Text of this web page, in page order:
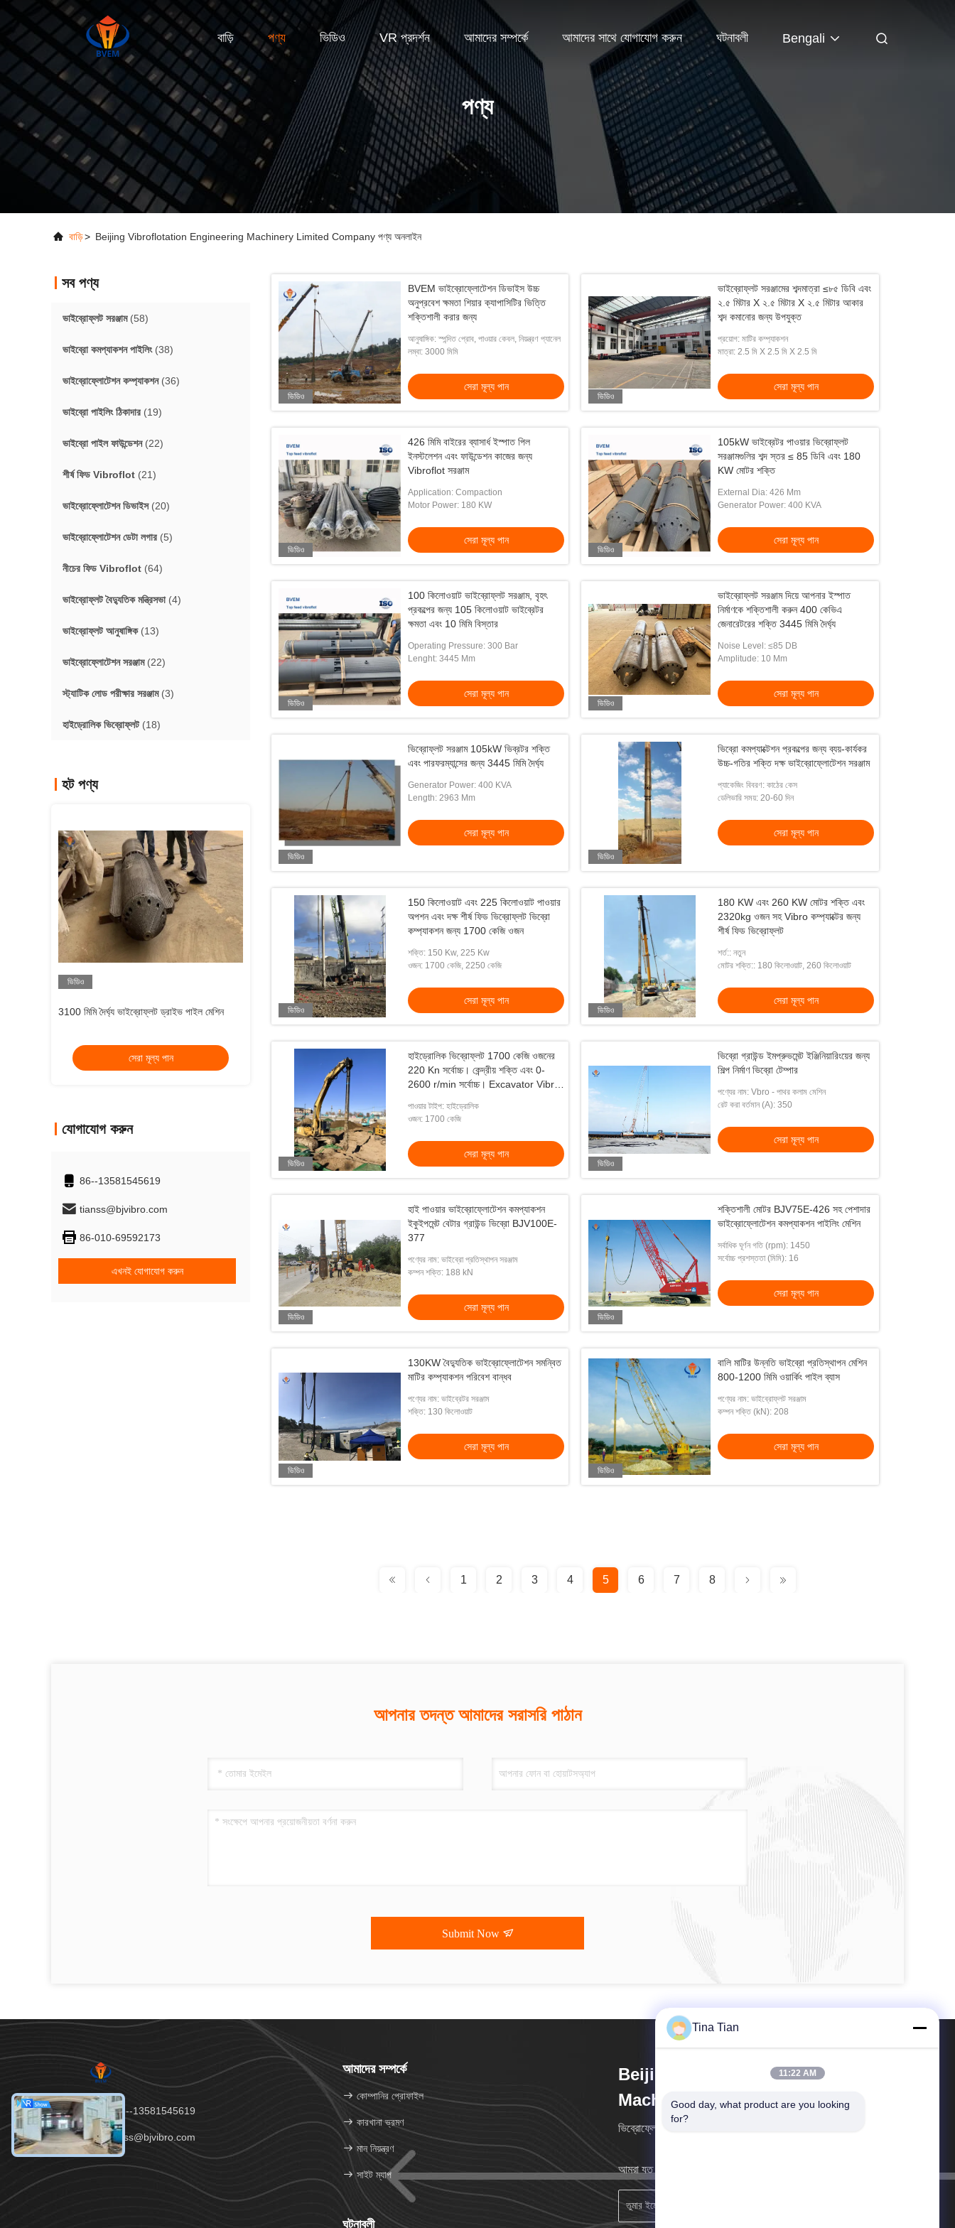
বাড়ি পণ্য ভিডিও VR প্রদর্শন আমাদের সম্পর্কে আমাদের সাথে যোগাযোগ করুন ঘটনাবলী Bengali
পণ্য
বাড়ি> Beijing Vibroflotation Engineering Machinery Limited Company পণ্য অনলাইন
সব পণ্য
ভাইব্রোফ্লট সরঞ্জাম(58)
ভাইব্রো কমপ্যাকশন পাইলিং(38)
ভাইব্রোফ্লোটেশন কম্প্যাকশন(36)
ভাইব্রো পাইলিং ঠিকাদার (19)
ভাইব্রো পাইল ফাউন্ডেশন(22)
শীর্ষ ফিড Vibroflot (21)
ভাইব্রোফ্লোটেশন ডিভাইস(20)
ভাইব্রোফ্লোটেশন ডেটা লগার (5)
নীচের ফিড Vibroflot (64)
ভাইব্রোফ্লট বৈদ্যুতিক মন্ত্রিসভা(4)
ভাইব্রোফ্লট আনুষাঙ্গিক(13)
ভাইব্রোফ্লোটেশন সরঞ্জাম(22)
স্ট্যাটিক লোড পরীক্ষার সরঞ্জাম(3)
হাইড্রোলিক ভিব্রোফ্লট(18)
হট পণ্য
ভিডিও
3100 মিমি দৈর্ঘ্য ভাইব্রোফ্লট ড্রাইভ পাইল মেশিন
সেরা মূল্য পান
Vibro রিপ্লেসমেন্ট স্টোন কলাম Vibroflot সরঞ্জাম
সেরা মূল্য পান
ISO 9001 avibroflot সরঞ্জাম
সেরা মূল্য পান
যোগাযোগ করুন
86--13581545619
tianss@bjvibro.com
86-010-69592173
এখনই যোগাযোগ করুন
ভিডিও
BVEM ভাইব্রোফ্লোটেশন ডিভাইস উচ্চ
অনুপ্রবেশ ক্ষমতা শিয়ার ক্যাপাসিটির ভিত্তি
শক্তিশালী করার জন্য
আনুষাঙ্গিক: স্পন্দিত প্রোব, পাওয়ার কেবল, নিয়ন্ত্রণ প্যানেল
লম্বা: 3000 মিমি
সেরা মূল্য পান
ভিডিও
ভাইব্রোফ্লট সরঞ্জামের শব্দমাত্রা ≤৮৫ ডিবি এবং
২.৫ মিটার X ২.৫ মিটার X ২.৫ মিটার আকার
শব্দ কমানোর জন্য উপযুক্ত
প্রয়োগ: মাটির কম্প্যাকশন
মাত্রা: 2.5 মি X 2.5 মি X 2.5 মি
সেরা মূল্য পান
ভিডিও
426 মিমি বাইরের ব্যাসার্ধ ইস্পাত পিল
ইনস্টলেশন এবং ফাউন্ডেশন কাজের জন্য
Vibroflot সরঞ্জাম
Application: Compaction
Motor Power: 180 KW
সেরা মূল্য পান
ভিডিও
105kW ভাইব্রেটর পাওয়ার ভিব্রোফ্লট
সরঞ্জামগুলির শব্দ স্তর ≤ 85 ডিবি এবং 180
KW মোটর শক্তি
External Dia: 426 Mm
Generator Power: 400 KVA
সেরা মূল্য পান
ভিডিও
100 কিলোওয়াট ভাইব্রোফ্লট সরঞ্জাম, বৃহৎ
প্রকল্পের জন্য 105 কিলোওয়াট ভাইব্রেটর
ক্ষমতা এবং 10 মিমি বিস্তার
Operating Pressure: 300 Bar
Lenght: 3445 Mm
সেরা মূল্য পান
ভিডিও
ভাইব্রোফ্লট সরঞ্জাম দিয়ে আপনার ইস্পাত
নির্মাণকে শক্তিশালী করুন 400 কেভিএ
জেনারেটরের শক্তি 3445 মিমি দৈর্ঘ্য
Noise Level: ≤85 DB
Amplitude: 10 Mm
সেরা মূল্য পান
ভিডিও
ভিব্রোফ্লট সরঞ্জাম 105kW ভিব্রটর শক্তি
এবং পারফরম্যান্সের জন্য 3445 মিমি দৈর্ঘ্য
Generator Power: 400 KVA
Length: 2963 Mm
সেরা মূল্য পান
ভিডিও
ভিব্রো কমপ্যাক্টেশন প্রকল্পের জন্য ব্যয়-কার্যকর
উচ্চ-গতির শক্তি দক্ষ ভাইব্রোফ্লোটেশন সরঞ্জাম
প্যাকেজিং বিবরণ: কাঠের কেস
ডেলিভারি সময়: 20-60 দিন
সেরা মূল্য পান
ভিডিও
150 কিলোওয়াট এবং 225 কিলোওয়াট পাওয়ার
অপশন এবং দক্ষ শীর্ষ ফিড ভিব্রোফ্লট ভিব্রো
কম্প্যাকশন জন্য 1700 কেজি ওজন
শক্তি: 150 Kw, 225 Kw
ওজন: 1700 কেজি, 2250 কেজি
সেরা মূল্য পান
ভিডিও
180 KW এবং 260 KW মোটর শক্তি এবং
2320kg ওজন সহ Vibro কম্প্যাক্টের জন্য
শীর্ষ ফিড ভিব্রোফ্লট
শর্ত:: নতুন
মোটর শক্তি:: 180 কিলোওয়াট, 260 কিলোওয়াট
সেরা মূল্য পান
ভিডিও
হাইড্রোলিক ভিব্রোফ্লট 1700 কেজি ওজনের
220 Kn সর্বোচ্চ। কেন্দ্রীয় শক্তি এবং 0-
2600 r/min সর্বোচ্চ। Excavator Vibro
পাওয়ার টাইপ: হাইড্রোলিক
ওজন: 1700 কেজি
সেরা মূল্য পান
ভিডিও
ভিব্রো গ্রাউন্ড ইমপ্রুভমেন্ট ইঞ্জিনিয়ারিংয়ের জন্য
শিল্প নির্মাণ ভিব্রো টেম্পার
পণ্যের নাম: Vbro - পাথর কলাম মেশিন
রেট করা বর্তমান (A): 350
সেরা মূল্য পান
ভিডিও
হাই পাওয়ার ভাইব্রোফ্লোটেশন কমপ্যাকশন
ইকুইপমেন্ট বেটার গ্রাউন্ড ভিব্রো BJV100E-
377
পণ্যের নাম: ভাইব্রো প্রতিস্থাপন সরঞ্জাম
কম্পন শক্তি: 188 kN
সেরা মূল্য পান
ভিডিও
শক্তিশালী মোটর BJV75E-426 সহ পেশাদার
ভাইব্রোফ্লোটেশন কমপ্যাকশন পাইলিং মেশিন
সর্বাধিক ঘূর্ণন গতি (rpm): 1450
সর্বোচ্চ প্রশস্ততা (মিমি): 16
সেরা মূল্য পান
ভিডিও
130KW বৈদ্যুতিক ভাইব্রোফ্লোটেশন সমন্বিত
মাটির কম্প্যাকশন পরিবেশ বান্ধব
পণ্যের নাম: ভাইব্রেটর সরঞ্জাম
শক্তি: 130 কিলোওয়াট
সেরা মূল্য পান
ভিডিও
বালি মাটির উন্নতি ভাইব্রো প্রতিস্থাপন মেশিন
800-1200 মিমি ওয়ার্কিং পাইল ব্যাস
পণ্যের নাম: ভাইব্রোফ্লট সরঞ্জাম
কম্পন শক্তি (kN): 208
সেরা মূল্য পান
1 2 3 4 5 6 7 8
আপনার তদন্ত আমাদের সরাসরি পাঠান
Submit Now
টেলিফোন：86--13581545619
ইমেইল：tianss@bjvibro.com
আমাদের সম্পর্কে
কোম্পানির প্রোফাইল
কারখানা ভ্রমণ
মান নিয়ন্ত্রণ
সাইট ম্যাপ
ঘটনাবলী
Beijing Vibroflotation Engineering
Machinery Limited Company
ভিব্রোফ্লোটেশিয়ামের চেয়ে বেশি পারফর্ম করুন
আমরা যত তাড়াতাড়ি সম্ভব আপনার কাছে ফিরে আসব।
Tina Tian
11:22 AM
Good day, what product are you looking
for?